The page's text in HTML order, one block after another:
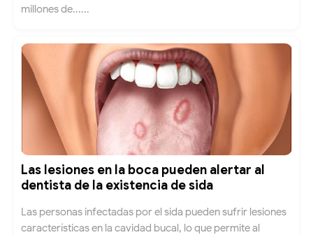
millones de......
Las lesiones en la boca pueden alertar al
dentista de la existencia de sida
Las personas infectadas por el sida pueden sufrir lesiones
características en la cavidad bucal, lo que permite al